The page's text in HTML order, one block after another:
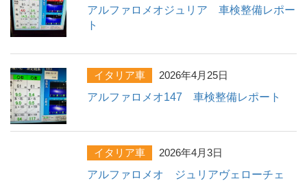
アルファロメオジュリア 車検整備レポー
ト
イタリア車
2026年4月25日
アルファロメオ147 車検整備レポート
イタリア車
2026年4月3日
アルファロメオ ジュリアヴェローチェ